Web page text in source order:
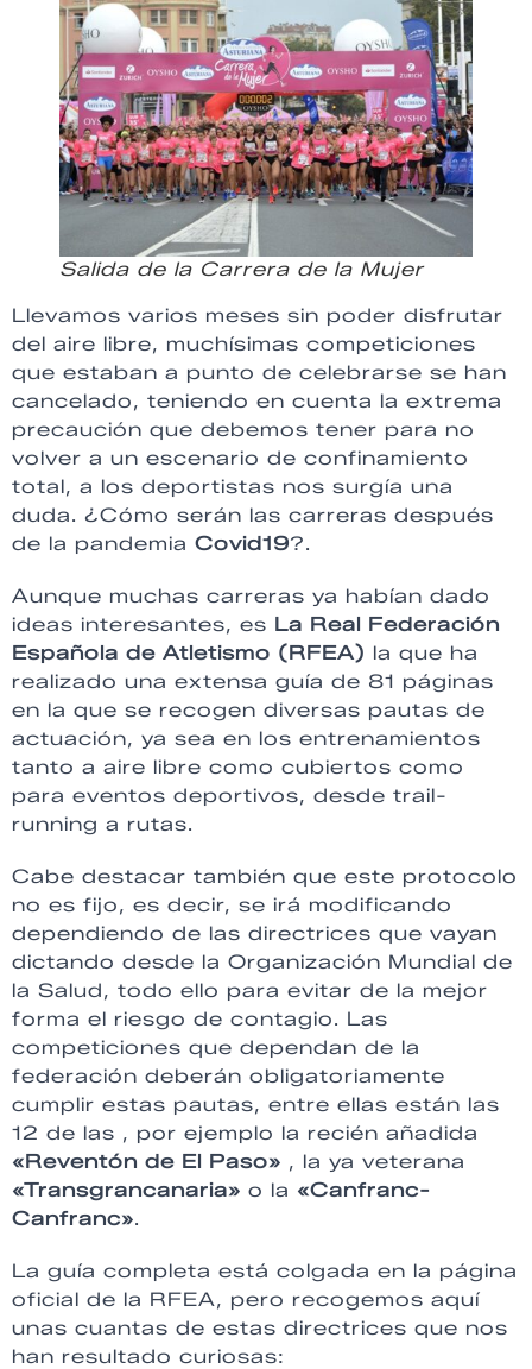
Salida de la Carrera de la Mujer
Llevamos varios meses sin poder disfrutar
del aire libre, muchísimas competiciones
que estaban a punto de celebrarse se han
cancelado, teniendo en cuenta la extrema
precaución que debemos tener para no
volver a un escenario de confinamiento
total, a los deportistas nos surgía una
duda. ¿Cómo serán las carreras después
de la pandemia Covid19?.
Aunque muchas carreras ya habían dado
ideas interesantes, es La Real Federación
Española de Atletismo (RFEA) la que ha
realizado una extensa guía de 81 páginas
en la que se recogen diversas pautas de
actuación, ya sea en los entrenamientos
tanto a aire libre como cubiertos como
para eventos deportivos, desde trail-
running a rutas.
Cabe destacar también que este protocolo
no es fijo, es decir, se irá modificando
dependiendo de las directrices que vayan
dictando desde la Organización Mundial de
la Salud, todo ello para evitar de la mejor
forma el riesgo de contagio. Las
competiciones que dependan de la
federación deberán obligatoriamente
cumplir estas pautas, entre ellas están las
12 de las , por ejemplo la recién añadida
«Reventón de El Paso» , la ya veterana
«Transgrancanaria» o la «Canfranc-
Canfranc».
La guía completa está colgada en la página
oficial de la RFEA, pero recogemos aquí
unas cuantas de estas directrices que nos
han resultado curiosas: